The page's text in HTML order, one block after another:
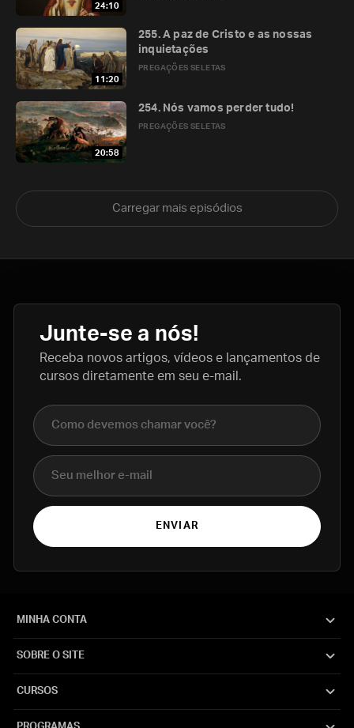
24:10
11:20
PREGAÇÕES SELETAS
255. A paz de Cristo e as nossas
inquietações
20:58
PREGAÇÕES SELETAS
254. Nós vamos perder tudo!
Carregar mais episódios
Junte-se a nós!
Receba novos artigos, vídeos e lançamentos de
cursos diretamente em seu e-mail.
Nome completo
E-mail
ENVIAR
MINHA CONTA
SOBRE O SITE
CURSOS